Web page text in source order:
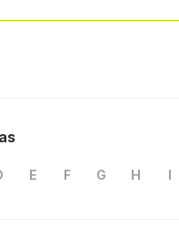
E F G H I